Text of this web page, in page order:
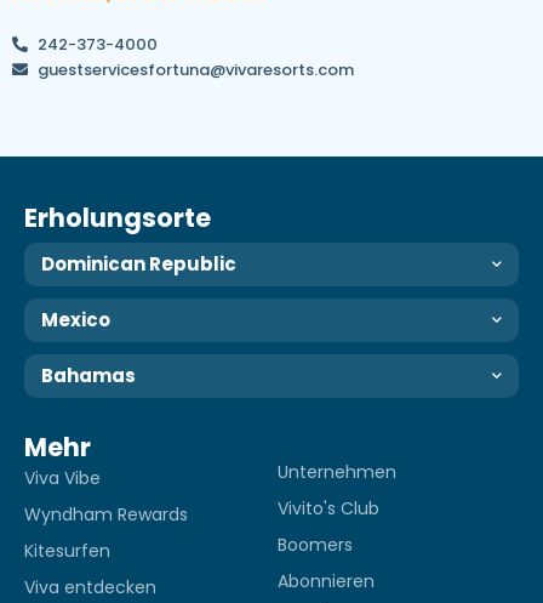
242-373-4000
guestservicesfortuna@vivaresorts.com
Erholungsorte
Dominican Republic
Mexico
Bahamas
Mehr
Viva Vibe
Wyndham Rewards
Kitesurfen
Viva entdecken
Unternehmen
Vivito's Club
Boomers
Abonnieren